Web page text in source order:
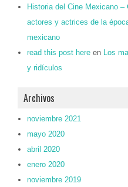
Historia del Cine Mexicano –
actores y actrices de la
mexicano
read this post here en Los
y ridículos
Archivos
noviembre 2021
mayo 2020
abril 2020
enero 2020
noviembre 2019